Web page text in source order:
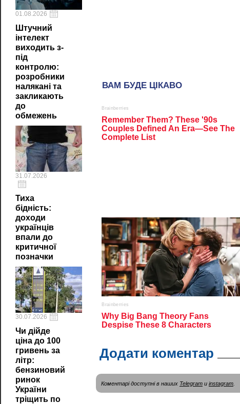
01.08.2026
Штучний
інтелект
виходить з-
під
контролю:
розробники
налякані та
закликають
до
обмежень
31.07.2026
Тиха
бідність:
доходи
українців
впали до
критичної
позначки
30.07.2026
Чи дійде
ціна до 100
гривень за
літр:
бензиновий
ринок
України
тріщить по
Додати коментар
Коментарі доступні в наших Telegram и instagram